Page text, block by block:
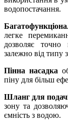
водопостачання.
легке
дозволяє точно
залежно від типу
Пінна насадка
піну для більш
Шланг для
зону та
ємність з водою.